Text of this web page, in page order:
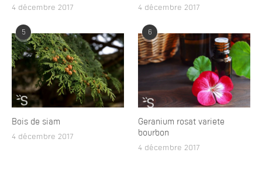
4 décembre 2017 4 décembre 2017
5
Bois de siam
4 décembre 2017
6
Geranium rosat variete
bourbon
4 décembre 2017